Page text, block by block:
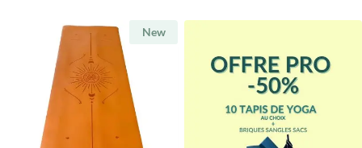
New